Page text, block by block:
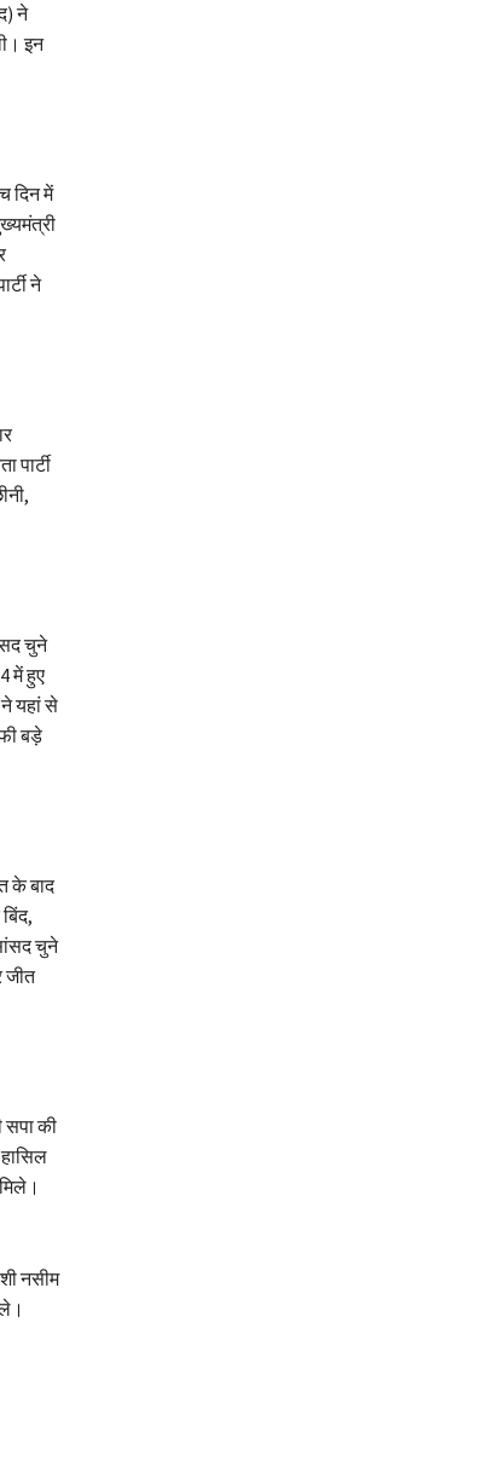
ने
इन
दिन में
ने
चुने
में हुए
यहां से
बड़े
के बाद
चुने
जीत
सपा की
नसीम